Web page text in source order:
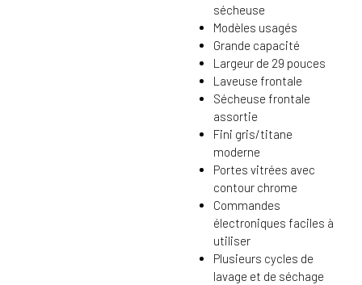
sécheuse
Modèles usagés
Grande capacité
Largeur de 29 pouces
Laveuse frontale
Sécheuse frontale
assortie
Fini gris/titane
moderne
Portes vitrées avec
contour chrome
Commandes
électroniques faciles à
utiliser
Plusieurs cycles de
lavage et de séchage